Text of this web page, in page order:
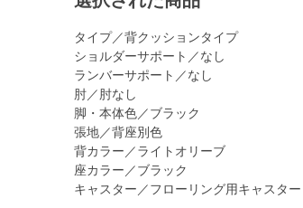
タイプ／背クッションタイプ
ショルダーサポート／なし
ランバーサポート／なし
肘／肘なし
脚・本体色／ブラック
張地／背座別色
背カラー／ライトオリーブ
座カラー／ブラック
キャスター／フローリング用キャスター